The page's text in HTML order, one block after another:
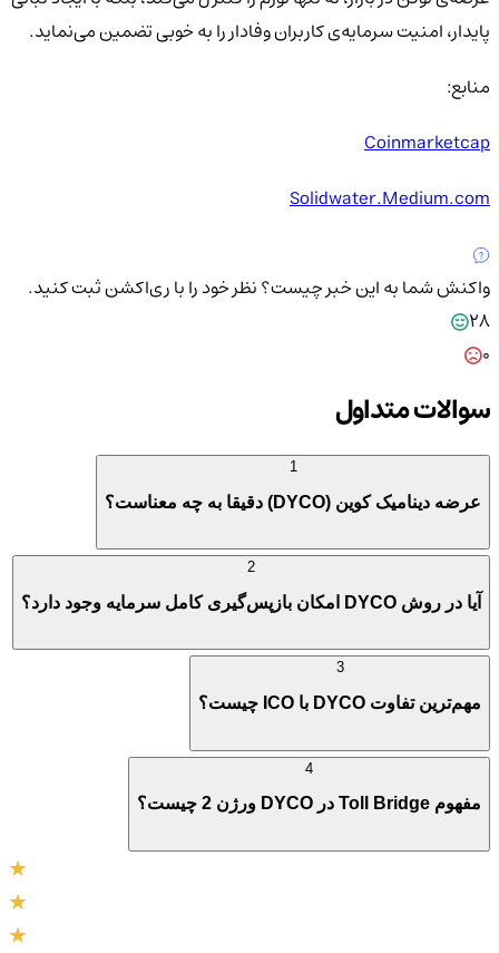
پایدار، امنیت سرمایه‌ی کاربران وفادار را به خوبی تضمین می‌نماید.
منابع:
Coinmarketcap
Solidwater.Medium.com
واکنش شما به این خبر چیست؟نظر خود را با ری‌اکشن ثبت کنید.
28
سوالات متداول
عرضه دینامیک کوین (DYCO) دقیقا به چه معناست؟
آیا در روش DYCO امکان بازپس‌گیری کامل سرمایه وجود دارد؟
مهم‌ترین تفاوت DYCO با ICO چیست؟
مفهوم Toll Bridge در DYCO ورژن 2 چیست؟